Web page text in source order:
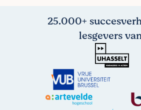
25.000+
lesgevers